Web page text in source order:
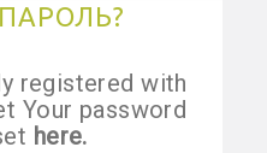
registered with
Your password
here.